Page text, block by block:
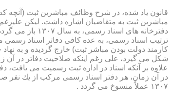
مباشرین ثبت به متقاضیان اشاره داشت. لیكن
ترتیب اسناد رسمی، به عده كافی دفاتر اسناد
كارمند دولت بودن مباشر ثبت) خارج گردیده و به
علاوه بر آنكه اسناد در اداره ثبت رسمیت می یافت،
۱۳۰۷ عملاً منسوخ می گردد .